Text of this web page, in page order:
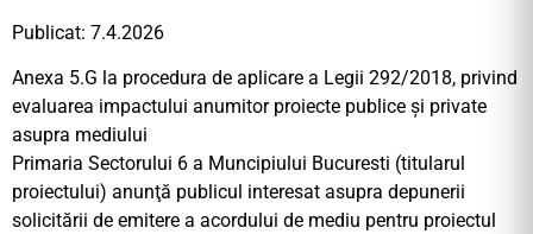
Publicat: 7.4.2026
Anexa 5.G la procedura de aplicare a Legii 292/2018, privind
evaluarea impactului anumitor proiecte publice și private
asupra mediului
Primaria Sectorului 6 a Muncipiului Bucuresti (titularul
proiectului) anunţă publicul interesat asupra depunerii
solicitării de emitere a acordului de mediu pentru proiectul